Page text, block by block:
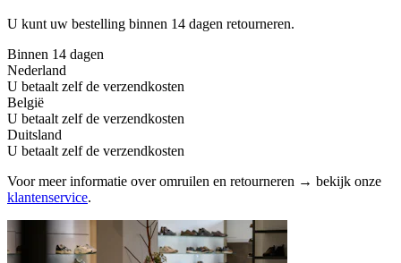
U kunt uw bestelling binnen 14 dagen retourneren.
Binnen 14 dagen
Nederland
U betaalt zelf de verzendkosten
België
U betaalt zelf de verzendkosten
Duitsland
U betaalt zelf de verzendkosten
Voor meer informatie over omruilen en retourneren → bekijk onze
klantenservice.